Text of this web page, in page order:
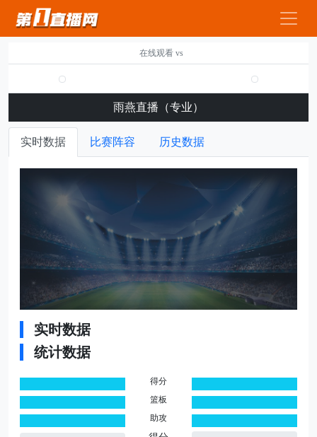
在线观看 vs
雨燕直播（专业）
实时数据 比赛阵容 历史数据
实时数据
统计数据
得分
篮板
助攻